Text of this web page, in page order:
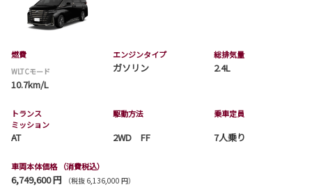
燃費
WLTCモード
10.7km/L
エンジンタイプ
ガソリン
総排気量
2.4L
トランス
ミッション
AT
駆動方法
2WD FF
乗車定員
7人乗り
車両本体価格 （消費税込）
6,749,600 円 （税抜 6,136,000 円）